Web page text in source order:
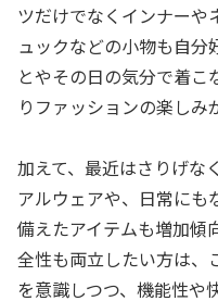
ツだけでなくインナーや
ュックなどの小物も自分
とやその日の気分で着
りファッションの楽しみ
加えて、最近はさりげな
アルウェアや、日常にも
備えたアイテムも増加傾
全性も両立したい方は、
を意識しつつ、機能性や